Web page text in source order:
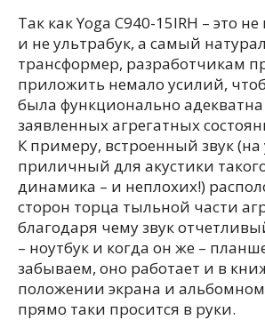
Так как Yoga C940-15IRH – это
и не ультрабук, а самый
трансформер, разработчикам
приложить немало усилий,
была функционально
заявленных агрегатных
К примеру, встроенный звук
приличный для акустики
динамика – и неплохих!)
сторон торца тыльной части
благодаря чему звук
– ноутбук и когда он же –
забываем, оно работает и в
положении экрана и
прямо таки просится в руки.